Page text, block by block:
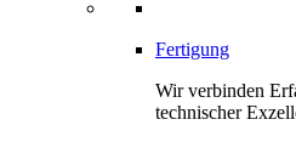
Fertigung
Wir verbinden
technischer